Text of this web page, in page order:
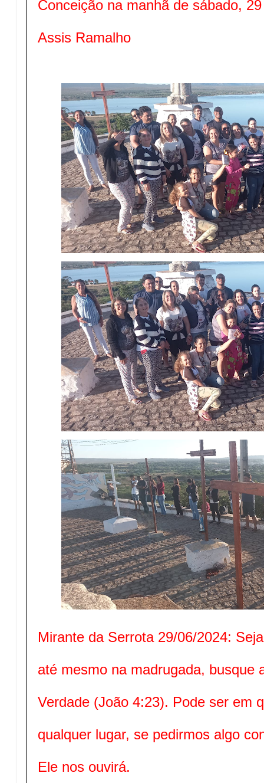
Conceição na manhã de sábado,
Assis Ramalho
Mirante da Serrota 29/06/2024:
até mesmo na madrugada, busque
Verdade (João 4:23). Pode ser em
qualquer lugar, se pedirmos algo
Ele nos ouvirá.